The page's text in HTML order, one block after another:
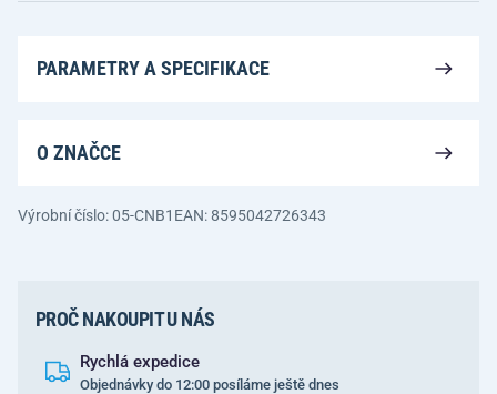
PARAMETRY A SPECIFIKACE
O ZNAČCE
Výrobní číslo: 05-CNB1 EAN: 8595042726343
PROČ NAKOUPIT U NÁS
Rychlá expedice
Objednávky do 12:00 posíláme ještě dnes